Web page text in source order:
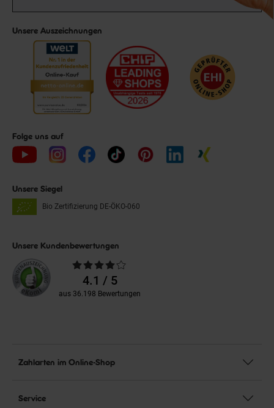
Unsere Auszeichnungen
Folge uns auf
Unsere Siegel
Bio Zertifizierung DE-ÖKO-060
Unsere Kundenbewertungen
Durchschnittliche
Bewertungen4.1 / 5
aus 36.198 Bewertungen
Zahlarten im Online-Shop
Service